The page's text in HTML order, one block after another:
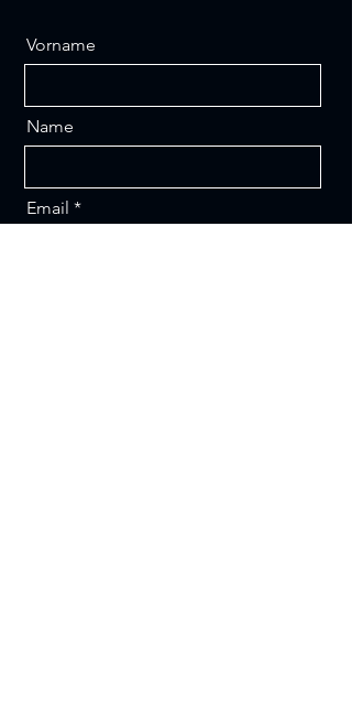
Vorname
Name
Email